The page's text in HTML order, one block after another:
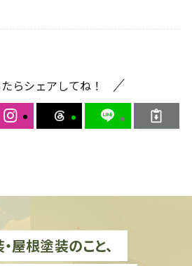
らシェアしてね！
屋根塗装のこと、